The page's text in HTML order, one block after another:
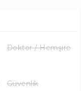
Doktor / Hemşire
Güvenlik